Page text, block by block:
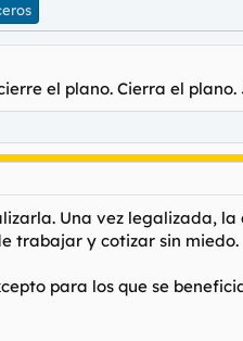
el plano. Cierra el
Una vez legalizada,
trabajar y cotizar sin miedo.
para los que se